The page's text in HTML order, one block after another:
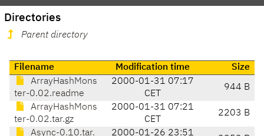
Directories
Parent directory
Filename Modification time
Size
ArrayHashMons
ter-0.02.readme
2000-01-31 07:17
CET
944 B
ArrayHashMons
ter-0.02.tar.gz
2000-01-31 07:21
CET
2203 B
Async-0.10.tar.
2000-01-26 23:51